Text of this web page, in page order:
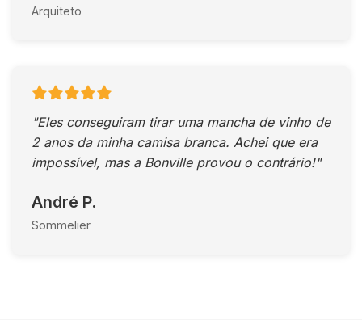
Arquiteto
"Eles conseguiram tirar uma mancha de vinho de
2 anos da minha camisa branca. Achei que era
impossível, mas a Bonville provou o contrário!"
André P.
Sommelier